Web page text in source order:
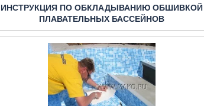
ИНСТРУКЦИЯ ПО ОБКЛАДЫВАНИЮ ОБШИВКОЙ
ПЛАВАТЕЛЬНЫХ БАССЕЙНОВ